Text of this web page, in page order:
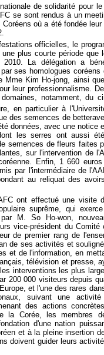
de solidarité pour
se sont rendus à un
où a été fondée
officielles, le
plus courte période
La délégation a
ses homologues coréens
Mme Kim Ho-jong, ainsi
leur professionnalisme.
notamment, du
en particulier à
des semences de
données, avec une notice
les serres ont aussi
semences de fleurs faites
sur l'intervention de
Enfin, 1 660
par l'intermédiaire de
au reliquat des
ont effectué une visite
suprême, qui
M. So Ho-won,
vice-président du
de premier rang de
de ses activités et
et de l'information, en
télévision et presse,
interventions les plus
200 000 visiteurs depuis
et l'une des rares
suivant une activité
des actions
la Corée, les membres
d'une nation
et à la pleine insertion
doivent guider leurs